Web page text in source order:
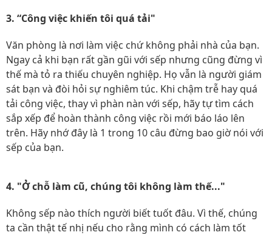
3. “Công việc khiến tôi quá tải"
Văn phòng là nơi làm việc chứ không phải nhà của bạn.
Ngay cả khi bạn rất gần gũi với sếp nhưng cũng đừng vì
thế mà tỏ ra thiếu chuyên nghiệp. Họ vẫn là người giám
sát bạn và đòi hỏi sự nghiêm túc. Khi chậm trễ hay quá
tải công việc, thay vì phàn nàn với sếp, hãy tự tìm cách
sắp xếp để hoàn thành công việc rồi mới báo láo lên
trên. Hãy nhớ đây là 1 trong 10 câu đừng bao giờ nói với
sếp của bạn.
4. "Ở chỗ làm cũ, chúng tôi không làm thế..."
Không sếp nào thích người biết tuốt đâu. Vì thế, chúng
ta cần thật tế nhị nếu cho rằng mình có cách làm tốt